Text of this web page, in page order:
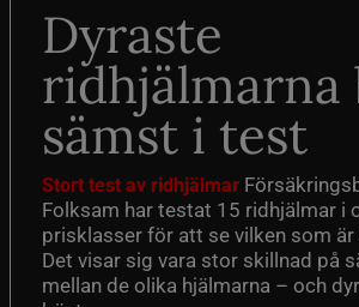
Dyraste
ridhjälmarna
sämst i test
Stort test av ridhjälmar
Folksam har testat 15 ridhjälmar i
prisklasser för att se vilken som är
Det visar sig vara stor skillnad på
mellan de olika hjälmarna – och